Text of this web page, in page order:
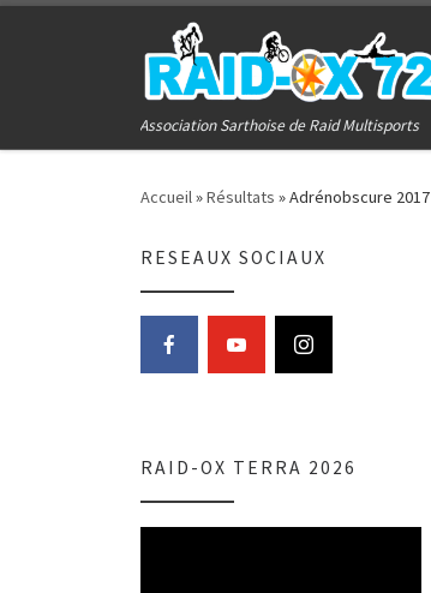
Association Sarthoise de Raid Multisports
Accueil»Résultats »Adrénobscure 2017
RESEAUX SOCIAUX
RAID-OX TERRA 2026